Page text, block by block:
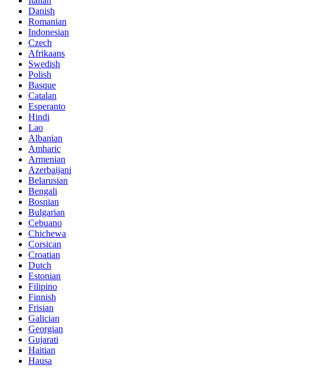
Danish
Romanian
Indonesian
Czech
Afrikaans
Swedish
Polish
Basque
Catalan
Esperanto
Hindi
Lao
Albanian
Amharic
Armenian
Azerbaijani
Belarusian
Bengali
Bosnian
Bulgarian
Cebuano
Chichewa
Corsican
Croatian
Dutch
Estonian
Filipino
Finnish
Frisian
Galician
Georgian
Gujarati
Haitian
Hausa